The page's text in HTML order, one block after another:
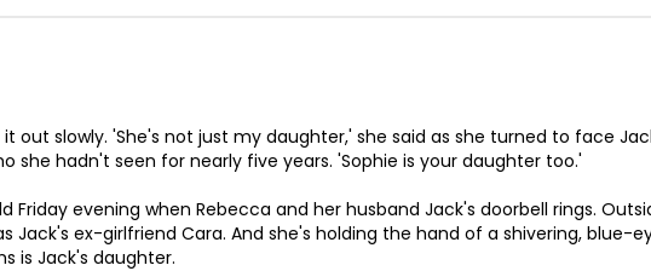
out slowly. 'She's not just my daughter,' she said as she turned to face
she hadn't seen for nearly five years. 'Sophie is your daughter too.'
Friday evening when Rebecca and her husband Jack's doorbell rings.
Jack's ex-girlfriend Cara. And she's holding the hand of a shivering, blue-
is Jack's daughter.